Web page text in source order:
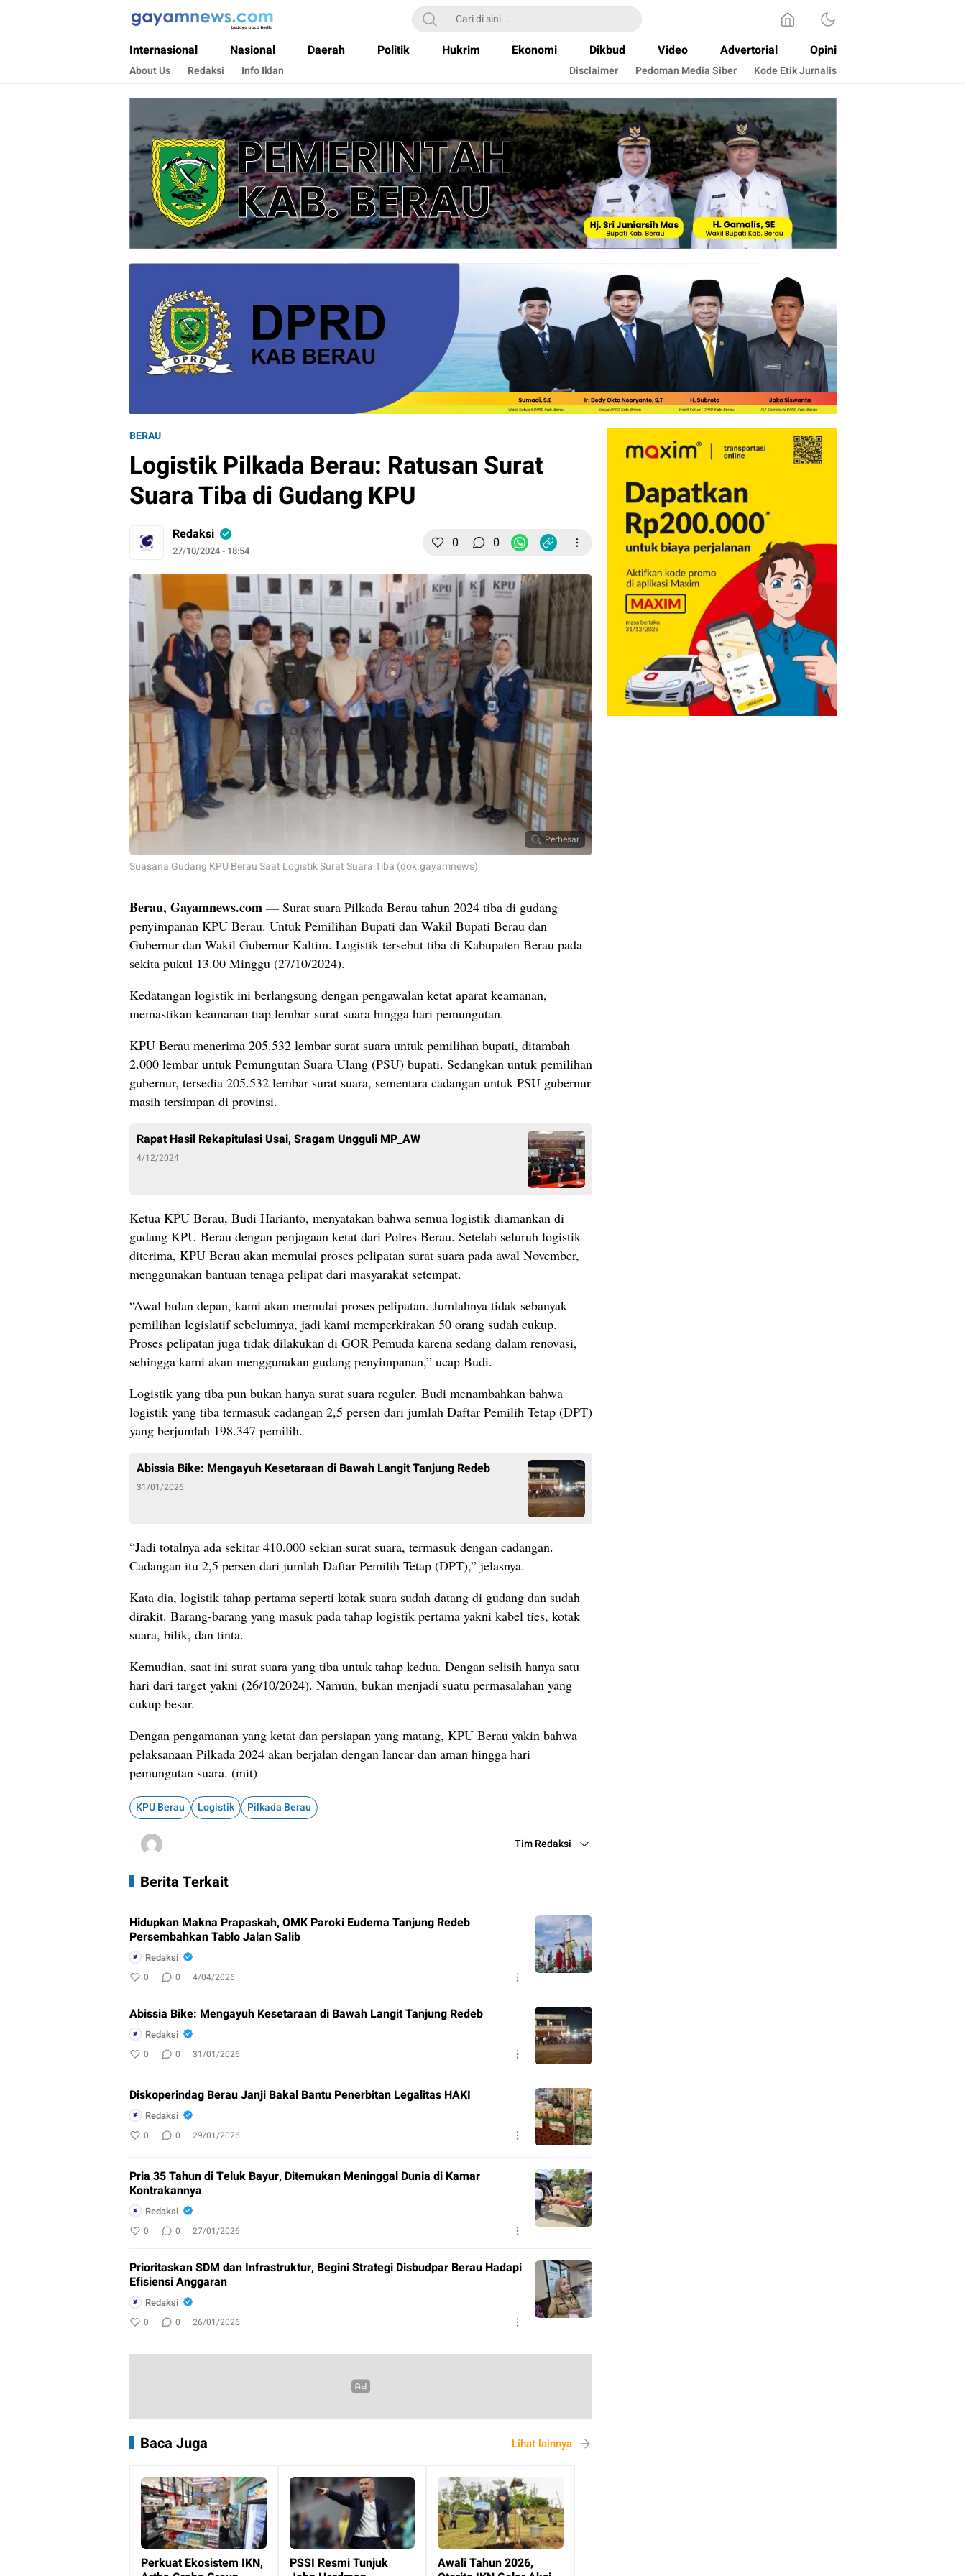
Gayamnews.com
Budaya Baca Berita
Internasional Nasional Daerah Politik Hukrim Ekonomi Dikbud Video Advertorial Opini
About Us Redaksi Info Iklan Disclaimer Pedoman Media Siber Kode Etik Jurnalis
BERAU
Logistik Pilkada Berau: Ratusan Surat
Suara Tiba di Gudang KPU
Redaksi
27/10/2024 - 18:54 0 0
Perbesar
Suasana Gudang KPU Berau Saat Logistik Surat Suara Tiba (dok.gayamnews)
Berau, Gayamnews.com — Surat suara Pilkada Berau tahun 2024 tiba di gudang
penyimpanan KPU Berau. Untuk Pemilihan Bupati dan Wakil Bupati Berau dan
Gubernur dan Wakil Gubernur Kaltim. Logistik tersebut tiba di Kabupaten Berau pada
sekita pukul 13.00 Minggu (27/10/2024).
Kedatangan logistik ini berlangsung dengan pengawalan ketat aparat keamanan,
memastikan keamanan tiap lembar surat suara hingga hari pemungutan.
KPU Berau menerima 205.532 lembar surat suara untuk pemilihan bupati, ditambah
2.000 lembar untuk Pemungutan Suara Ulang (PSU) bupati. Sedangkan untuk pemilihan
gubernur, tersedia 205.532 lembar surat suara, sementara cadangan untuk PSU gubernur
masih tersimpan di provinsi.
Rapat Hasil Rekapitulasi Usai, Sragam Ungguli MP_AW
4/12/2024
Ketua KPU Berau, Budi Harianto, menyatakan bahwa semua logistik diamankan di
gudang KPU Berau dengan penjagaan ketat dari Polres Berau. Setelah seluruh logistik
diterima, KPU Berau akan memulai proses pelipatan surat suara pada awal November,
menggunakan bantuan tenaga pelipat dari masyarakat setempat.
“Awal bulan depan, kami akan memulai proses pelipatan. Jumlahnya tidak sebanyak
pemilihan legislatif sebelumnya, jadi kami memperkirakan 50 orang sudah cukup.
Proses pelipatan juga tidak dilakukan di GOR Pemuda karena sedang dalam renovasi,
sehingga kami akan menggunakan gudang penyimpanan,” ucap Budi.
Logistik yang tiba pun bukan hanya surat suara reguler. Budi menambahkan bahwa
logistik yang tiba termasuk cadangan 2,5 persen dari jumlah Daftar Pemilih Tetap (DPT)
yang berjumlah 198.347 pemilih.
Abissia Bike: Mengayuh Kesetaraan di Bawah Langit Tanjung Redeb
31/01/2026
“Jadi totalnya ada sekitar 410.000 sekian surat suara, termasuk dengan cadangan.
Cadangan itu 2,5 persen dari jumlah Daftar Pemilih Tetap (DPT),” jelasnya.
Kata dia, logistik tahap pertama seperti kotak suara sudah datang di gudang dan sudah
dirakit. Barang-barang yang masuk pada tahap logistik pertama yakni kabel ties, kotak
suara, bilik, dan tinta.
Kemudian, saat ini surat suara yang tiba untuk tahap kedua. Dengan selisih hanya satu
hari dari target yakni (26/10/2024). Namun, bukan menjadi suatu permasalahan yang
cukup besar.
Dengan pengamanan yang ketat dan persiapan yang matang, KPU Berau yakin bahwa
pelaksanaan Pilkada 2024 akan berjalan dengan lancar dan aman hingga hari
pemungutan suara. (mit)
KPU Berau Logistik Pilkada Berau
Tim Redaksi
Berita Terkait
Hidupkan Makna Prapaskah, OMK Paroki Eudema Tanjung Redeb
Persembahkan Tablo Jalan Salib
Redaksi
0 0 4/04/2026
Abissia Bike: Mengayuh Kesetaraan di Bawah Langit Tanjung Redeb
Redaksi
0 0 31/01/2026
Diskoperindag Berau Janji Bakal Bantu Penerbitan Legalitas HAKI
Redaksi
0 0 29/01/2026
Pria 35 Tahun di Teluk Bayur, Ditemukan Meninggal Dunia di Kamar
Kontrakannya
Redaksi
0 0 27/01/2026
Prioritaskan SDM dan Infrastruktur, Begini Strategi Disbudpar Berau Hadapi
Efisiensi Anggaran
Redaksi
0 0 26/01/2026
Baca Juga Lihat lainnya
Perkuat Ekosistem IKN,
PSSI Resmi Tunjuk
Awali Tahun 2026,